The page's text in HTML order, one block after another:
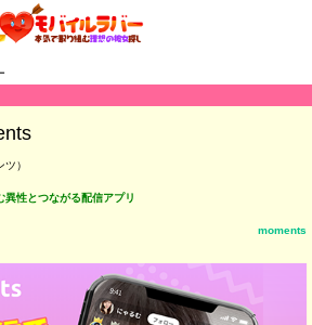
ツ）
異性とつながる配信アプリ
moments